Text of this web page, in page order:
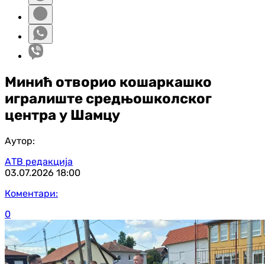
Минић отворио кошаркашко
игралиште средњошколског
центра у Шамцу
Аутор:
АТВ редакција
03.07.2026 18:00
Коментари:
0